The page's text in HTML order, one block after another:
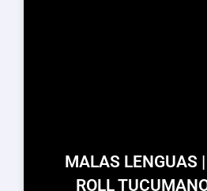
MALAS LENGUAS
ROLL